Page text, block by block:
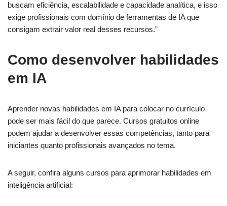
buscam eficiência, escalabilidade e capacidade analítica, e isso
exige profissionais com domínio de ferramentas de IA que
consigam extrair valor real desses recursos.”
Como desenvolver habilidades
em IA
Aprender novas habilidades em IA para colocar no currículo
pode ser mais fácil do que parece. Cursos gratuitos online
podem ajudar a desenvolver essas competências, tanto para
iniciantes quanto profissionais avançados no tema.
A seguir, confira alguns cursos para aprimorar habilidades em
inteligência artificial: